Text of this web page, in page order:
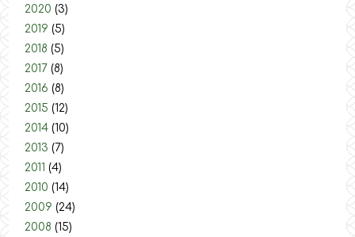
2020 (3)
2019 (5)
2018 (5)
2017 (8)
2016 (8)
2015 (12)
2014 (10)
2013 (7)
2011 (4)
2010 (14)
2009 (24)
2008 (15)